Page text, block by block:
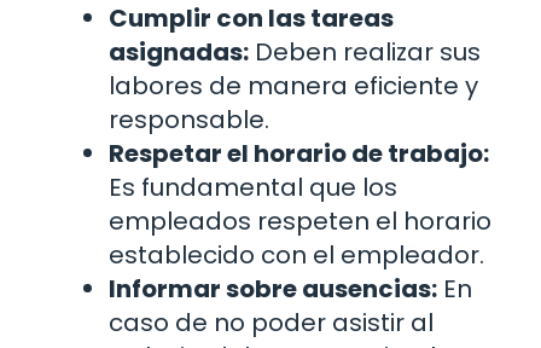
Cumplir con las tareas
asignadas: Deben realizar sus
labores de manera eficiente y
responsable.
Respetar el horario de trabajo:
Es fundamental que los
empleados respeten el horario
establecido con el empleador.
Informar sobre ausencias: En
caso de no poder asistir al